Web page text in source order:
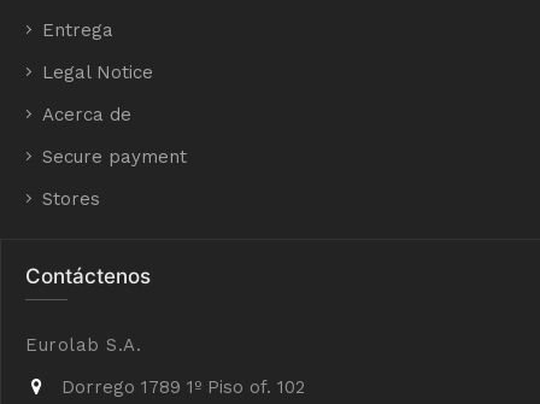
Entrega
Legal Notice
Acerca de
Secure payment
Stores
Contáctenos
Eurolab S.A.
Dorrego 1789 1º Piso of. 102